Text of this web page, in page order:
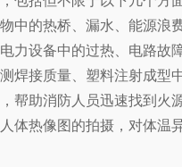
的热桥、漏水、能源浪
设备中的过热、电路故
接质量、塑料注射成型
助消防人员迅速找到火
热像图的拍摄，对体温